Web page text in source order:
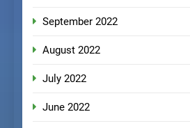
September 2022
August 2022
July 2022
June 2022